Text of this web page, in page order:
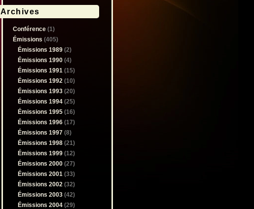
Archives
Conférence (1)
Émissions (405)
Émissions 1989 (2)
Émissions 1990 (4)
Émissions 1991 (15)
Émissions 1992 (10)
Émissions 1993 (20)
Émissions 1994 (25)
Émissions 1995 (16)
Émissions 1996 (17)
Émissions 1997 (8)
Émissions 1998 (21)
Émissions 1999 (12)
Émissions 2000 (27)
Émissions 2001 (33)
Émissions 2002 (32)
Émissions 2003 (42)
Émissions 2004 (29)